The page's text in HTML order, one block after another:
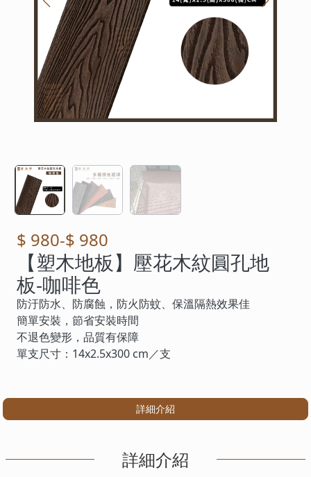
$ 980-$ 980
【塑木地板】壓花木紋圓孔地
板-咖啡色
防汙防水、防腐蝕，防火防蚊、保溫隔熱效果佳
簡單安裝，節省安裝時間
不退色變形，品質有保障
單支尺寸：14x2.5x300 cm／支
詳細介紹
詳細介紹